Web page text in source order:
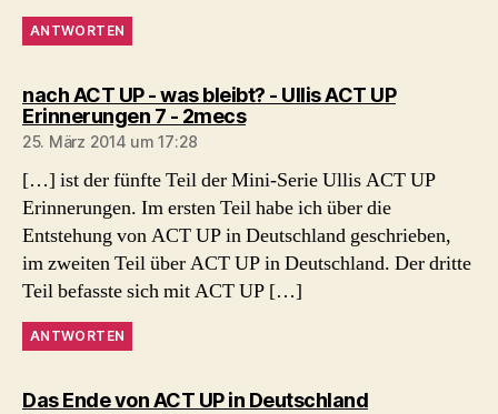
ANTWORTEN
nach ACT UP - was bleibt? - Ullis ACT UP
Erinnerungen 7 - 2mecssagt:
25. März 2014 um 17:28
[…] ist der fünfte Teil der Mini-Serie Ullis ACT UP
Erinnerungen. Im ersten Teil habe ich über die
Entstehung von ACT UP in Deutschland geschrieben,
im zweiten Teil über ACT UP in Deutschland. Der dritte
Teil befasste sich mit ACT UP […]
ANTWORTEN
Das Ende von ACT UP in Deutschlandsagt: